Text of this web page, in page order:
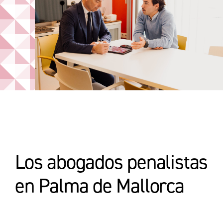
Los abogados penalistas
en Palma de Mallorca